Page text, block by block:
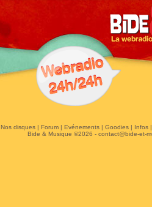
Nos disques| Forum| Evénements| Goodies| Infos
Bide & Musique ©2026 - contact@bide-et-